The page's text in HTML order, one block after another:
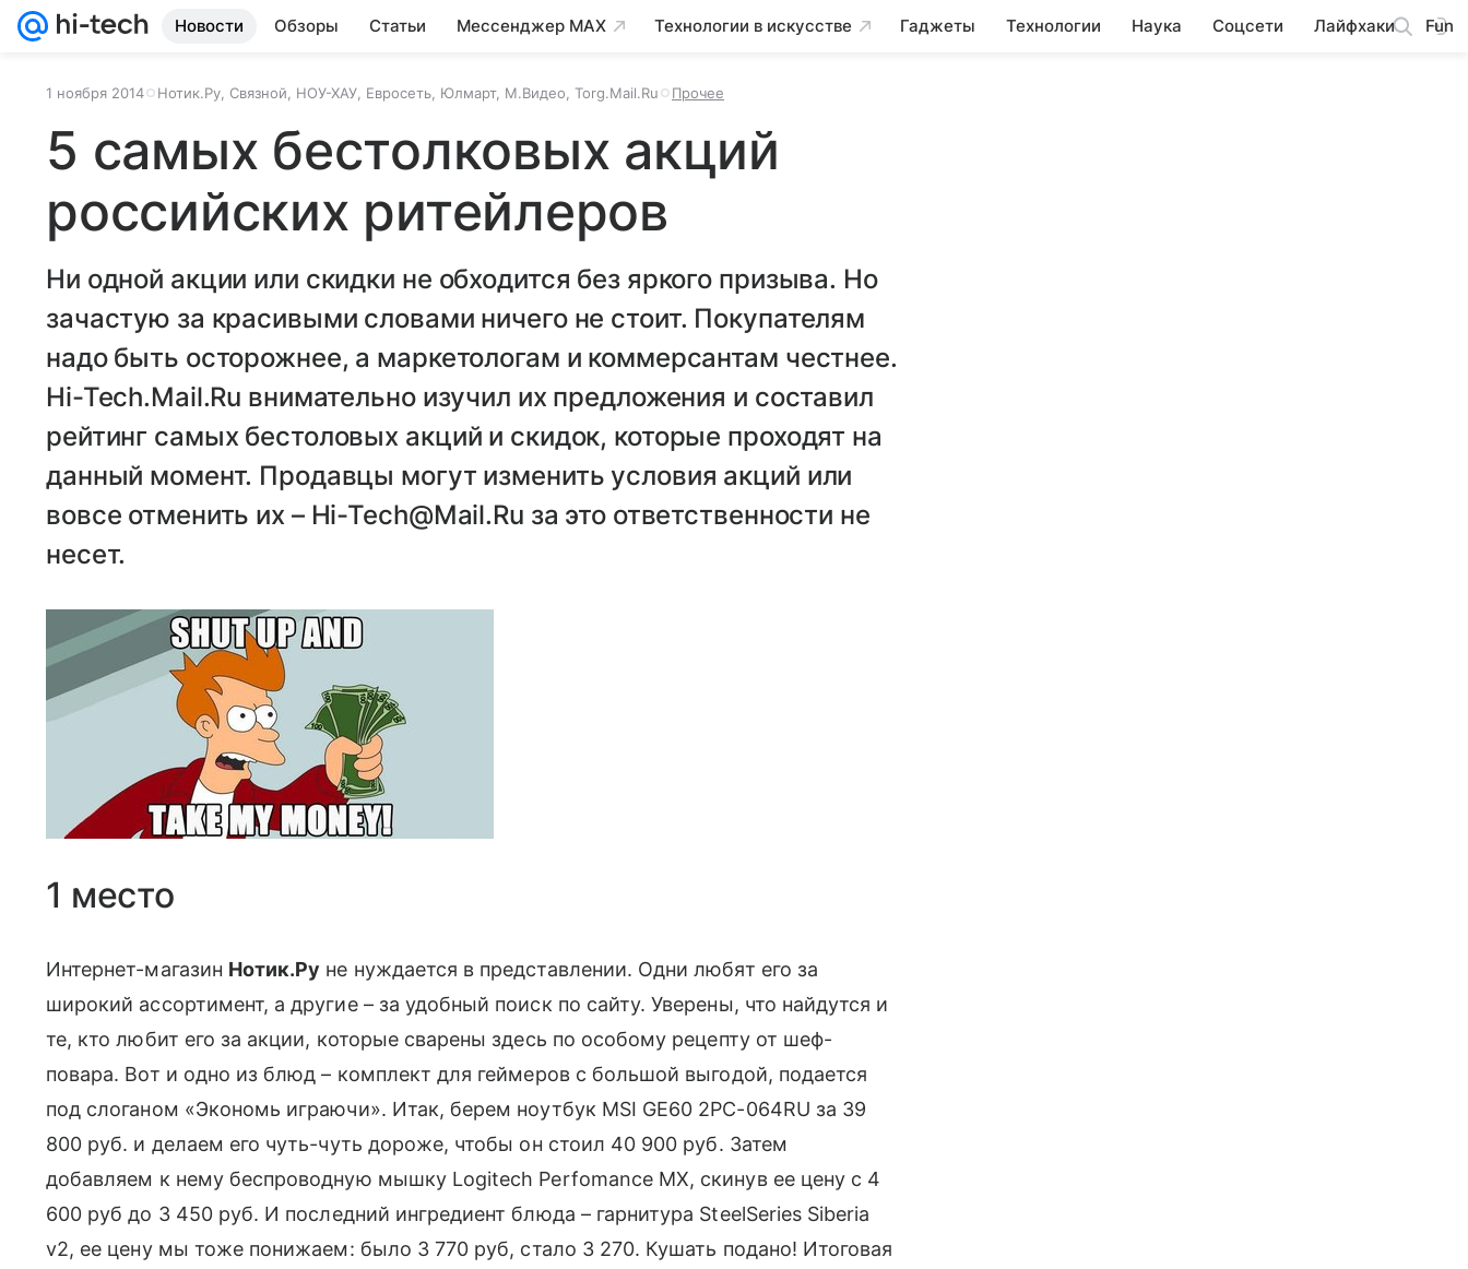
Новости Обзоры Статьи Мессенджер MAX Технологии в искусстве Гаджеты Технологии Наука Соцсети Лайфхаки Fun
1 ноября 2014 Нотик.Ру, Связной, НОУ-ХАУ, Евросеть, Юлмарт, М.Видео, Torg.Mail.Ru Прочее
5 самых бестолковых акций
российских ритейлеров
Ни одной акции или скидки не обходится без яркого призыва. Но
зачастую за красивыми словами ничего не стоит. Покупателям
надо быть осторожнее, а маркетологам и коммерсантам честнее.
Hi-Tech.Mail.Ru внимательно изучил их предложения и составил
рейтинг самых бестоловых акций и скидок, которые проходят на
данный момент. Продавцы могут изменить условия акций или
вовсе отменить их – Hi-Tech@Mail.Ru за это ответственности не
несет.
1 место
Интернет-магазин Нотик.Ру не нуждается в представлении. Одни любят его за
широкий ассортимент, а другие – за удобный поиск по сайту. Уверены, что найдутся и
те, кто любит его за акции, которые сварены здесь по особому рецепту от шеф-
повара. Вот и одно из блюд – комплект для геймеров с большой выгодой, подается
под слоганом «Экономь играючи». Итак, берем ноутбук MSI GE60 2PC-064RU за 39
800 руб. и делаем его чуть-чуть дороже, чтобы он стоил 40 900 руб. Затем
добавляем к нему беспроводную мышку Logitech Perfomance MX, скинув ее цену с 4
600 руб до 3 450 руб. И последний ингредиент блюда – гарнитура SteelSeries Siberia
v2, ее цену мы тоже понижаем: было 3 770 руб, стало 3 270. Кушать подано! Итоговая